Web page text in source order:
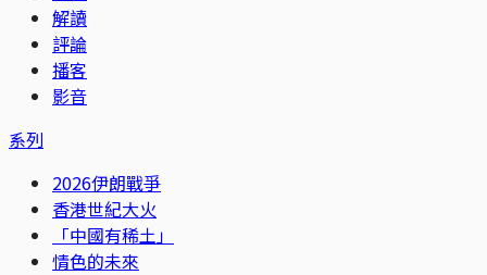
解讀
評論
播客
影音
系列
2026伊朗戰爭
香港世紀大火
「中國有稀土」
情色的未來